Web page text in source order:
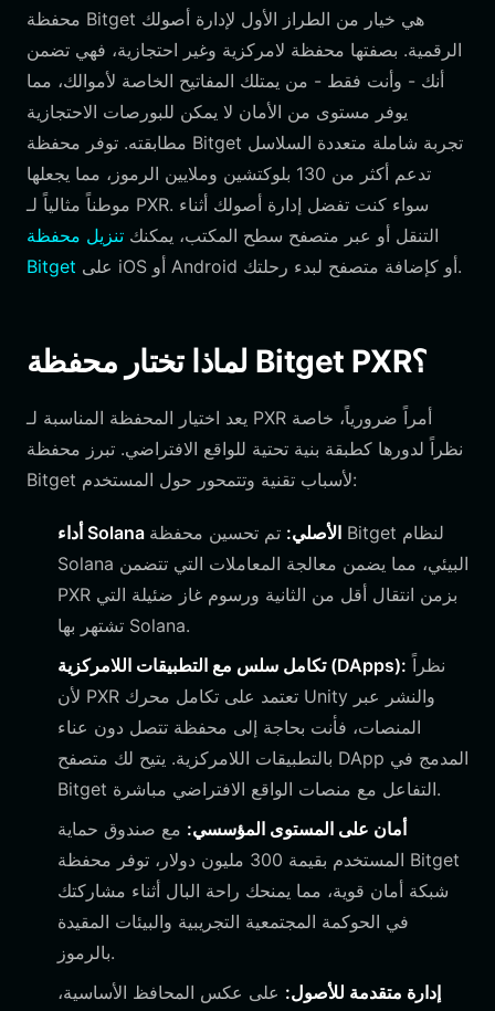
محفظة Bitget هي خيار من الطراز الأول لإدارة أصولك
الرقمية. بصفتها محفظة لامركزية وغير احتجازية، فهي تضمن
أنك - وأنت فقط - من يمتلك المفاتيح الخاصة لأموالك، مما
يوفر مستوى من الأمان لا يمكن للبورصات الاحتجازية
مطابقته. توفر محفظة Bitget تجربة شاملة متعددة السلاسل
تدعم أكثر من 130 بلوكتشين وملايين الرموز، مما يجعلها
موطناً مثالياً لـ PXR. سواء كنت تفضل إدارة أصولك أثناء
التنقل أو عبر متصفح سطح المكتب، يمكنك تنزيل محفظة
Bitget
على iOS أو Android أو كإضافة متصفح لبدء رحلتك.
لماذا تختار محفظة Bitget PXR؟
يعد اختيار المحفظة المناسبة لـ PXR أمراً ضرورياً، خاصة
نظراً لدورها كطبقة بنية تحتية للواقع الافتراضي. تبرز محفظة
Bitget لأسباب تقنية وتتمحور حول المستخدم:
أداء Solana الأصلي: تم تحسين محفظة Bitget لنظام
Solana البيئي، مما يضمن معالجة المعاملات التي تتضمن
PXR بزمن انتقال أقل من الثانية ورسوم غاز ضئيلة التي
تشتهر بها Solana.
تكامل سلس مع التطبيقات اللامركزية (DApps):
لأن PXR تعتمد على تكامل محرك Unity والنشر عبر
المنصات، فأنت بحاجة إلى محفظة تتصل دون عناء
بالتطبيقات اللامركزية. يتيح لك متصفح DApp المدمج في
Bitget التفاعل مع منصات الواقع الافتراضي مباشرة.
أمان على المستوى المؤسسي: مع صندوق حماية
المستخدم بقيمة 300 مليون دولار، توفر محفظة Bitget
شبكة أمان قوية، مما يمنحك راحة البال أثناء مشاركتك
في الحوكمة المجتمعية التجريبية والبيئات المقيدة
بالرموز.
إدارة متقدمة للأصول: على عكس المحافظ الأساسية،